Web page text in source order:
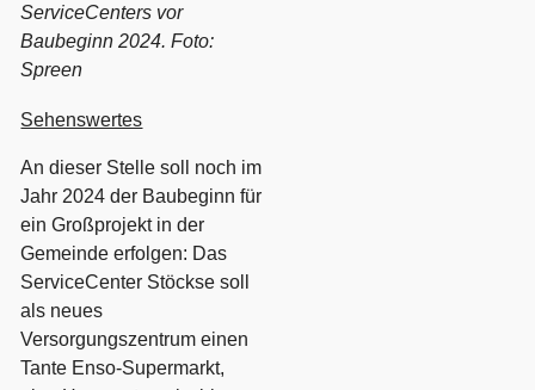
ServiceCenters vor
Baubeginn 2024. Foto:
Spreen
Sehenswertes
An dieser Stelle soll noch im
Jahr 2024 der Baubeginn für
ein Großprojekt in der
Gemeinde erfolgen: Das
ServiceCenter Stöckse soll
als neues
Versorgungszentrum einen
Tante Enso-Supermarkt,